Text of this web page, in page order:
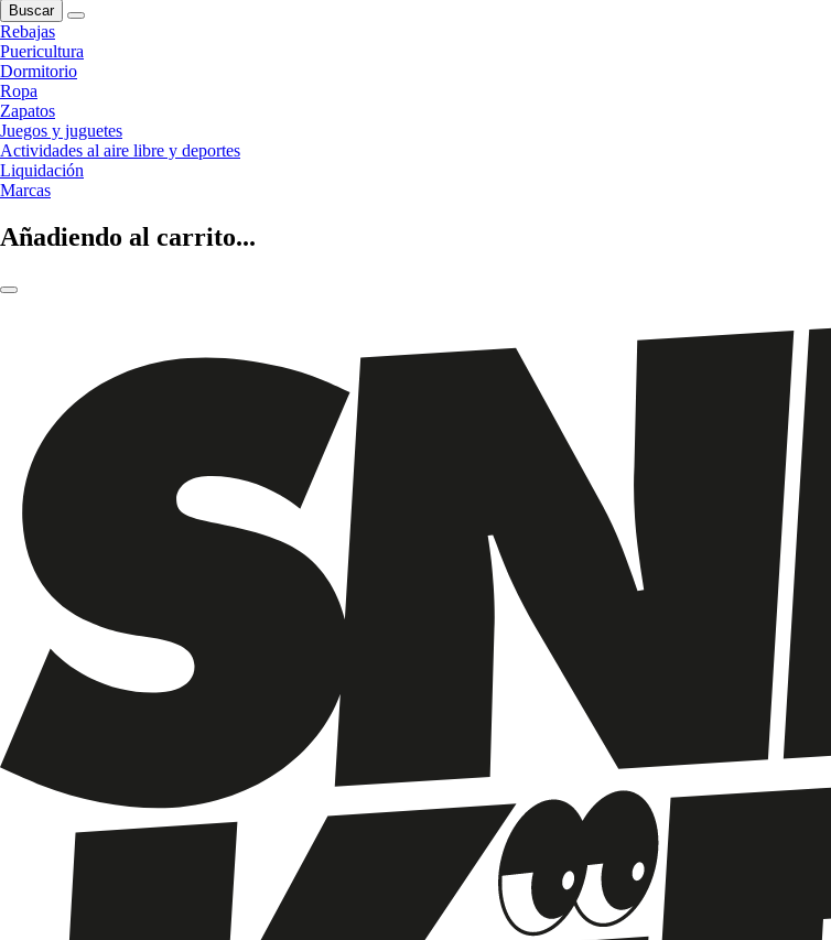
Buscar
Rebajas
Puericultura
Dormitorio
Ropa
Zapatos
Juegos y juguetes
Actividades al aire libre y deportes
Liquidación
Marcas
Añadiendo al carrito...